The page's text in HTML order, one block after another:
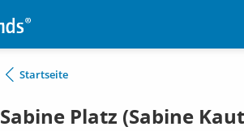
Startseite
Sabine Platz (Sabine